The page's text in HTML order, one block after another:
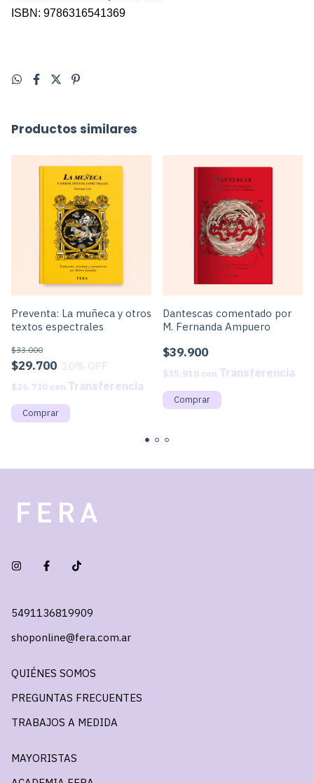
ISBN: 9786316541369
Productos similares
Preventa: La muñeca y otros
textos espectrales
$29.700
$33.000
10% OFF
$26.730 con
Dantescas comentado por
M. Fernanda Ampuero
$39.900
$35.910 con
5491136819909
shoponline@fera.com.ar
QUIÉNES SOMOS
PREGUNTAS FRECUENTES
TRABAJOS A MEDIDA
MAYORISTAS